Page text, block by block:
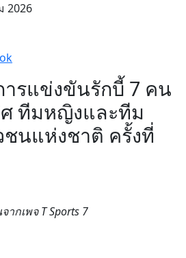
2026
รแข่งขันรักบี้ 7 คน
ทีมหญิงและทีม
ชนแห่งชาติ ครั้งที่
กเพจ T Sports 7